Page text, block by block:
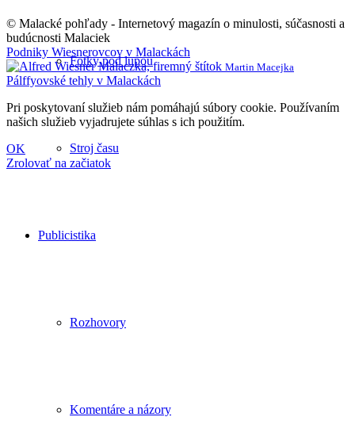
Fotky pod lupou
Stroj času
Publicistika
Rozhovory
Komentáre a názory
© Malacké pohľady - Internetový magazín o minulosti, súčasnosti a
budúcnosti Malaciek
Podniky Wiesnerovcov v Malackách
Martin Macejka
Pálffyovské tehly v Malackách
Pri poskytovaní služieb nám pomáhajú súbory cookie. Používaním
našich služieb vyjadrujete súhlas s ich použitím.
OK
Zrolovať na začiatok